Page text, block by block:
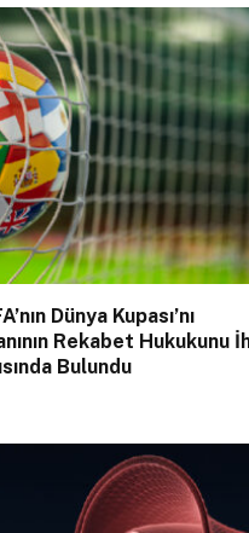
Dünya Kupası’nı
Rekabet Hukukunu
Bulundu